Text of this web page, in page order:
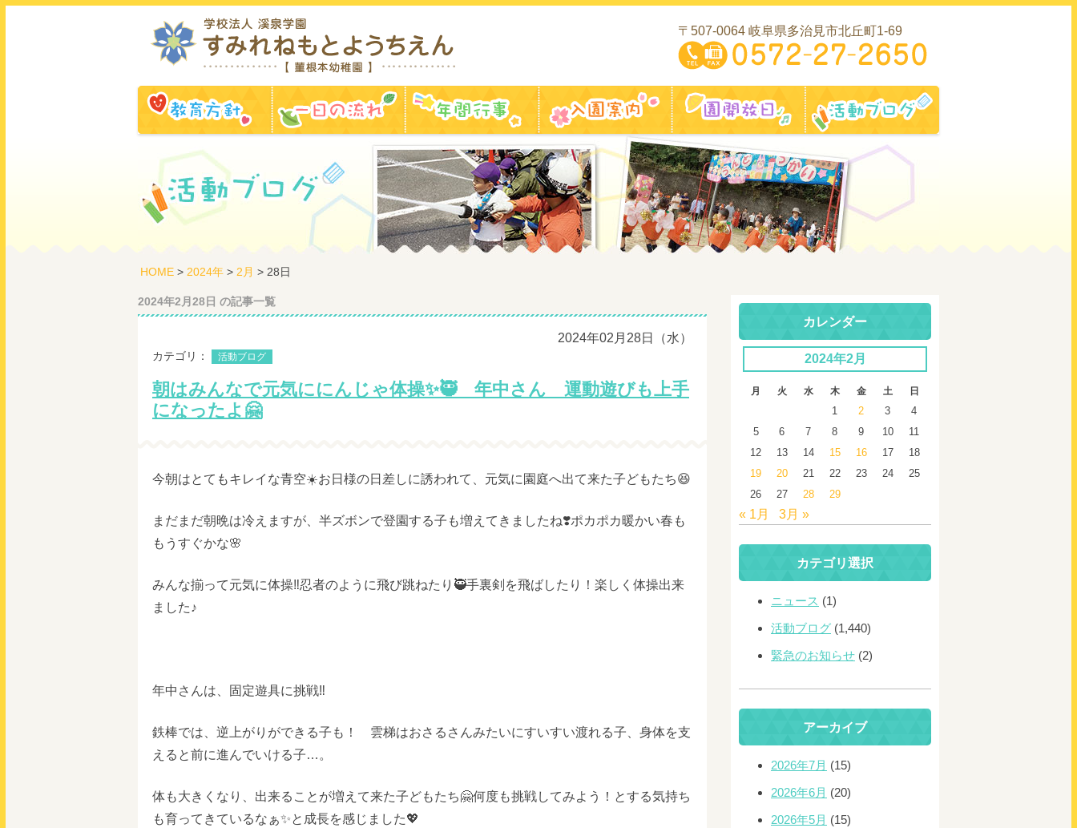
〒507-0064 岐阜県多治見市北丘町1-69
教育方針 一日の流れ 年間行事 入園案内 園開放日
HOME> 2024年> 2月 > 28日
2024年2月28日 の記事一覧
2024年02月28日（水）
カテゴリ： 活動ブログ
朝はみんなで元気ににんじゃ体操✨🥷 年中さん 運動遊びも上手
になったよ🤗
今朝はとてもキレイな青空☀️お日様の日差しに誘われて、元気に園庭へ出て来た子どもたち😆
まだまだ朝晩は冷えますが、半ズボンで登園する子も増えてきましたね❣️ポカポカ暖かい春も
もうすぐかな🌸
みんな揃って元気に体操‼️忍者のように飛び跳ねたり🥷手裏剣を飛ばしたり！楽しく体操出来
ました♪
年中さんは、固定遊具に挑戦‼️
鉄棒では、逆上がりができる子も！ 雲梯はおさるさんみたいにすいすい渡れる子、身体を支
えると前に進んでいける子…。
体も大きくなり、出来ることが増えて来た子どもたち🤗何度も挑戦してみよう！とする気持ち
も育ってきているなぁ✨と成長を感じました💖
カレンダー
2024年2月
月 火 水 木 金 土 日
1 2 3
4
5
6 7 8 9 10
11
12
13 14 15 16 17
18
19
20 21 22 23 24
25
26
27 28 29
« 1月 3月 »
カテゴリ選択
ニュース (1)
活動ブログ (1,440)
緊急のお知らせ (2)
アーカイブ
2026年7月 (15)
2026年6月 (20)
2026年5月 (15)